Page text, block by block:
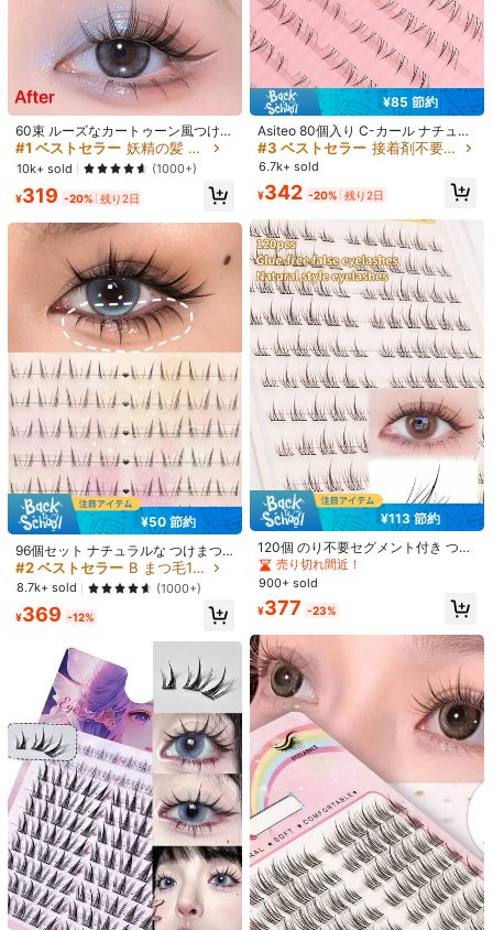
4.50 (2) もっと見る
s***7 まつ毛カール: D / カラー: ブラック
حلوه
役に立つ(0)
e***2 まつ毛カール: D / カラー: ブラック
حلوينمره😍😍
役に立つ
製品詳細
素材:
合成繊維
組成:
100% ポリエステル
もっと見る
Asiteo
4.91 31K フォロワー
4.91 31K フォロワー
4.91
31K フォロワー
n***nは 2時間前 に購入しました
n***8 が 5時間前にフォローしました
4.91 31K フォロワー
4.91 31K フォロワー
31K フォロワー
4.91 31K フォロワー
4.91 31K フォロワー
4.91 31K フォロワー
高リピート率 創業1年 1.7M 件が最近販売されました
フォロー すべての商品
あなたにおすすめの商品
家電用品 アパレルアクセサリー
60束 ルーズなカートゥーン風つけま
つげ セクシーな猫目風 フェアリー
ナチュラル カートゥーン シングルク
ラスターまつげ
#1 ベストセラー
売り切れ間近！
#1 ベストセラー 妖精の髪 まつ毛1本ずつ
売り切れ間近！
#1 ベストセラー 妖精の髪 まつ毛1本ずつ
売り切れ間近！
#1 ベストセラー
売り切れ間近！
10k+ sold (1000+)
¥319 -20% 残り2日
¥50 節約
96個セット ナチュラルな つけまつ
げ、3in1 韓国スタイル 初心者向け
下まつげ エクステンション、アイラ
ッシュクラスター、つけまつげ、フ
ェイクラッシュ
#2 ベストセラー B まつ毛1本ずつ
売り切れ間近！
#2 ベストセラー B まつ毛1本ずつ
売り切れ間近！
#2 ベストセラー B まつ毛1本ずつ
売り切れ間近！
#2 ベストセラー
売り切れ間近！
8.7k+ sold (1000+)
¥369 -12%
¥85 節約
Asiteo 80個入り C-カール ナチュラ
ル ロアラッシュ、ソフトで自然なロ
アラッシュ、初心者向け、グルーフ
タイル、かわいくフレッシュなカー
リーメイクに最適
#3 ベストセラー 接着剤不要、リムーバー不要 まつ毛1本ずつ
高リピート率 売り切れ間近！
#3 ベストセラー 接着剤不要、リムーバー不要 まつ毛1本ずつ
高リピート率
#3 ベストセラー 接着剤不要、リムーバー不要 まつ毛1本ずつ
高リピート率
#3 ベストセラー 接着剤不要、リムーバー不要 まつ毛1本ずつ
売り切れ間近！
6.7k+ sold
¥342 -20% 残り2日
¥113 節約
120個 のり不要セグメント付き つけ
まつげ、自然で現実的なKorean styl
e、初心者でも簡単、ラッシュクラ
スター、ラッシュタフト、個別まつ
げ、まつげ、漫画風コスプレ
売り切れ間近！
900+ sold
¥377 -23%